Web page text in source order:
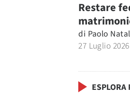
Restare
di Paolo
27 Luglio 2026
ESPLORA